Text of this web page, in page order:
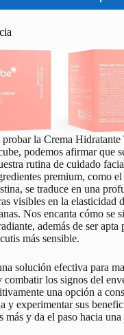
la Crema Hidratante
podemos afirmar que
rutina de cuidado
premium, como
se traduce en una
visibles en la elasticidad
Nos encanta cómo se
además de ser apta
más sensible.
solución efectiva para
los signos del
una opción a
y experimentar sus
más y da el paso hacia